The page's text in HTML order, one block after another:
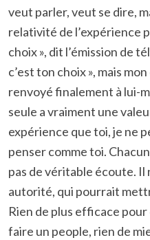
veut parler, veut se dire,
relativité de l’expérience
choix », dit l’émission de
c’est ton choix », mais
renvoyé finalement à lui-
seule a vraiment une
expérience que toi, je ne
penser comme toi.
pas de véritable écoute. Il
autorité, qui pourrait
Rien de plus efficace
faire un people, rien de